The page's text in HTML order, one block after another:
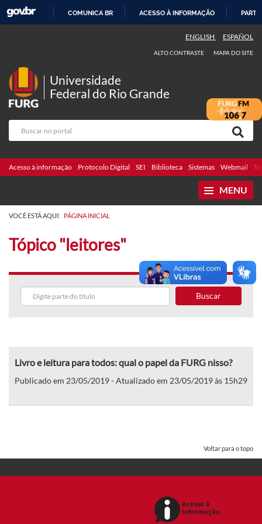
COMUNICA BR ACESSO À INFORMAÇÃO
ENGLISH ESPAÑOL
ALTO CONTRASTE MAPA DO SITE
Universidade
Federal do Rio Grande
Acesso à informação Protocolo Digital SEI Biblioteca Sistemas Webmail
MENU
VOCÊ ESTÁ AQUI: PÁGINA INICIAL
Tópico "leitores"
Buscar
Livro e leitura para todos: qual o papel da FURG nisso?
Publicado em 23/05/2019 - Atualizado em 23/05/2019 às 15h29
Voltar para o topo